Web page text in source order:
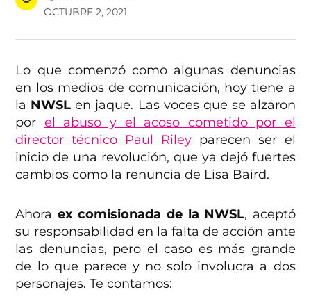
OCTUBRE 2, 2021
Lo que comenzó como algunas denuncias
en los medios de comunicación, hoy tiene a
la NWSL en jaque. Las voces que se alzaron
por el abuso y el acoso cometido por el
director técnico Paul Riley parecen ser el
inicio de una revolución, que ya dejó fuertes
cambios como la renuncia de Lisa Baird.
Ahora ex comisionada de la NWSL, aceptó
su responsabilidad en la falta de acción ante
las denuncias, pero el caso es más grande
de lo que parece y no solo involucra a dos
personajes. Te contamos: